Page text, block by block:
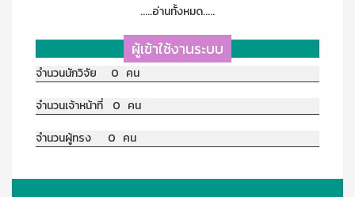
.....อ่านทั้งหมด.....
ผู้เข้าใช้งานระบบ
จำนวนนักวิจัย 0 คน
จำนวนเจ้าหน้าที่ 0 คน
จำนวนผู้ทรง 0 คน